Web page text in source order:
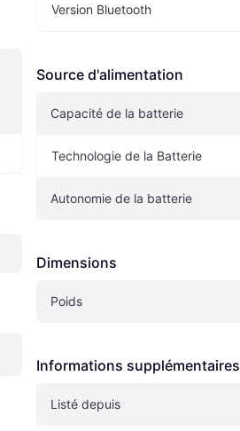
Version Bluetooth
Source d'alimentation
Capacité de la batterie
Technologie de la Batterie
Autonomie de la batterie
Dimensions
Poids
Informations supplémentaires
Listé depuis